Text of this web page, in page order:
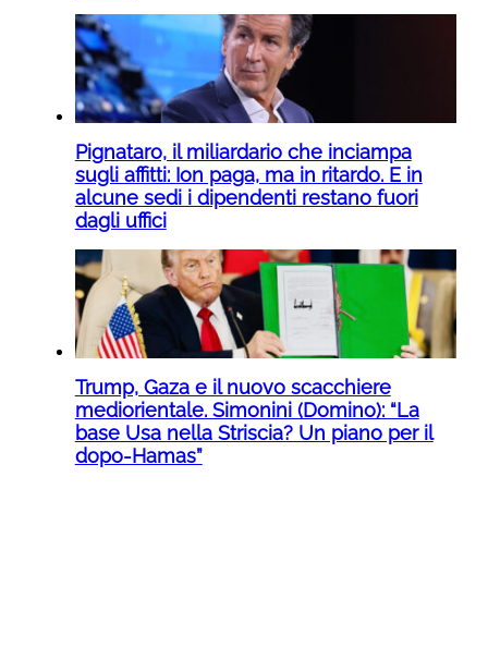
Pignataro, il miliardario che inciampa
sugli affitti: Ion paga, ma in ritardo. E in
alcune sedi i dipendenti restano fuori
dagli uffici
Trump, Gaza e il nuovo scacchiere
mediorientale. Simonini (Domino): “La
base Usa nella Striscia? Un piano per il
dopo-Hamas”